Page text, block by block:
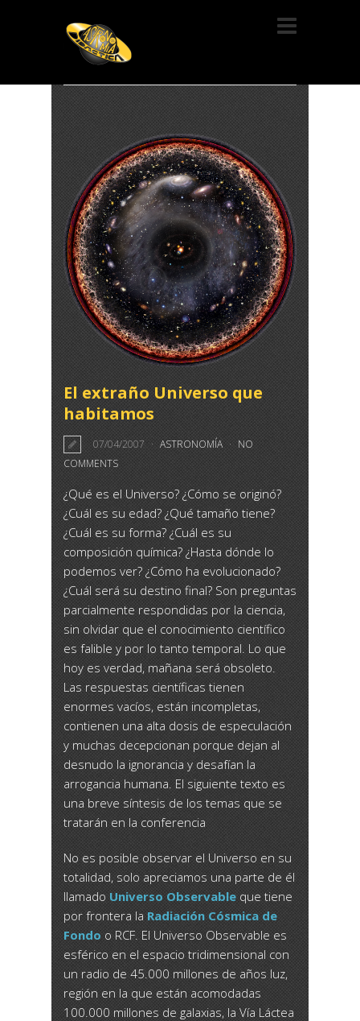
El extraño Universo que
habitamos
07/04/2007 ASTRONOMÍA
NO
COMMENTS
¿Qué es el Universo? ¿Cómo se originó?
¿Cuál es su edad? ¿Qué tamaño tiene?
¿Cuál es su forma? ¿Cuál es su
composición química? ¿Hasta dónde lo
podemos ver? ¿Cómo ha evolucionado?
¿Cuál será su destino final? Son preguntas
parcialmente respondidas por la ciencia,
sin olvidar que el conocimiento científico
es falible y por lo tanto temporal. Lo que
hoy es verdad, mañana será obsoleto.
Las respuestas científicas tienen
enormes vacíos, están incompletas,
contienen una alta dosis de especulación
y muchas decepcionan porque dejan al
desnudo la ignorancia y desafían la
arrogancia humana. El siguiente texto es
una breve síntesis de los temas que se
tratarán en la conferencia
No es posible observar el Universo en su
totalidad, solo apreciamos una parte de él
llamado Universo Observable que tiene
por frontera la Radiación Cósmica de
Fondo o RCF. El Universo Observable es
esférico en el espacio tridimensional con
un radio de 45.000 millones de años luz,
región en la que están acomodadas
100.000 millones de galaxias, la Vía Láctea